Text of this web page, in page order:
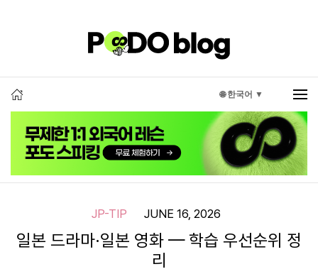
🌐 한국어 ▼
JP-TIP JUNE 16, 2026
일본 드라마·일본 영화 — 학습 우선순위 정
리